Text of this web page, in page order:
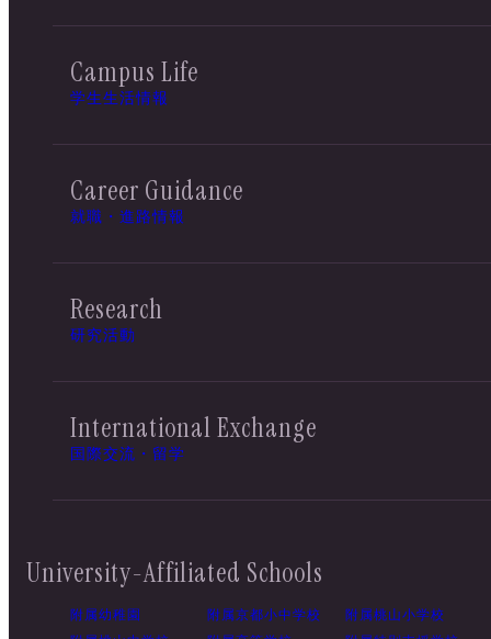
Campus Life
学生生活情報
Career Guidance
就職・進路情報
Research
研究活動
International Exchange
国際交流・留学
University-Affiliated Schools
附属幼稚園 附属京都小中学校
附属桃山小学校